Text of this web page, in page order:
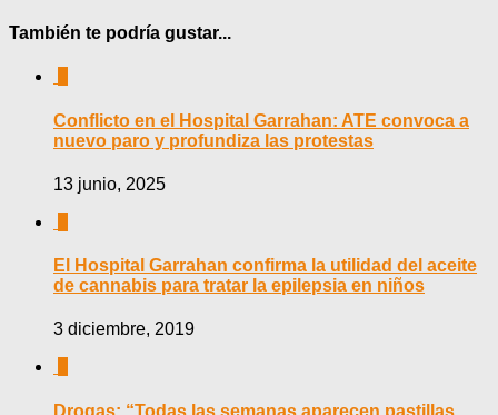
También te podría gustar...
Conflicto en el Hospital Garrahan: ATE convoca a
nuevo paro y profundiza las protestas
13 junio, 2025
El Hospital Garrahan confirma la utilidad del aceite
de cannabis para tratar la epilepsia en niños
3 diciembre, 2019
Drogas: “Todas las semanas aparecen pastillas